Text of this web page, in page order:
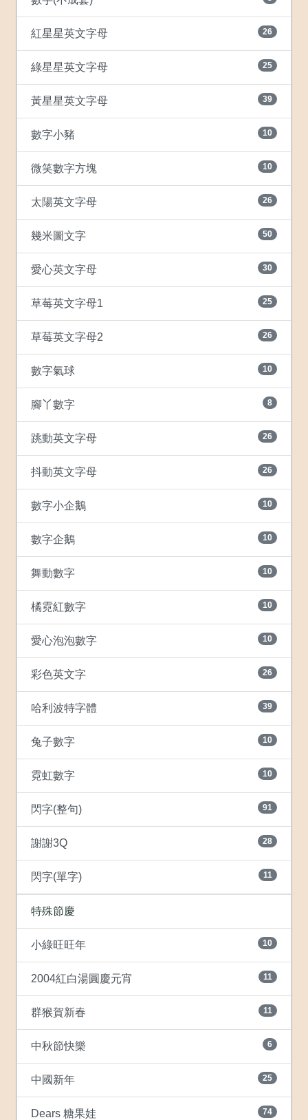
紅星星英文字母 26
綠星星英文字母 25
黃星星英文字母 39
數字小豬 10
微笑數字方塊 10
太陽英文字母 26
幾米圖文字 50
愛心英文字母 30
草莓英文字母1 25
草莓英文字母2 26
數字氣球 10
腳丫數字 8
跳動英文字母 26
抖動英文字母 26
數字小企鵝 10
數字企鵝 10
舞動數字 10
橘霓紅數字 10
愛心泡泡數字 10
彩色英文字 26
哈利波特字體 39
兔子數字 10
霓虹數字 10
閃字(整句) 91
謝謝3Q 28
閃字(單字) 11
特殊節慶
小綠旺旺年 10
2004紅白湯圓慶元宵 11
群猴賀新春 11
中秋節快樂 6
中國新年 25
Dears 糖果娃 74